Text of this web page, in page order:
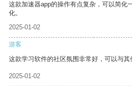
这款加速器app的操作有点复杂，可以简化
化。
2025-01-02
游客
这款学习软件的社区氛围非常好，可以与其
2025-01-02